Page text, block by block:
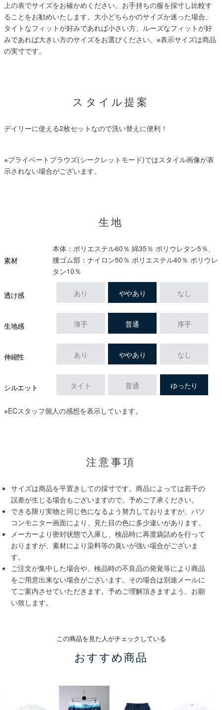
上の表でサイズをお確かめください。お手持ちの服を採寸し比較す
ることをお勧めいたします。大小どちらかのサイズか迷った場合、
タイトなフィットが好みであれば小さい方、ルーズなフィットが好
みであれば大きい方のサイズをお選びください。 ※表示サイズは商品
の実寸です。
スタイル提案
デイリーに使える2枚セットなので洗い替えに便利！
※プライベートブラウズ(シークレットモード)ではスタイル画像が表
示されない場合がございます。
生地
素材
本体：ポリエステル60％ 綿35％ ポリウレタン5％、
腰ゴム部：ナイロン50％ ポリエステル40％ ポリウレ
タン10％
透け感 あり ややあり なし
生地感 薄手 普通 厚手
伸縮性 あり ややあり なし
シルエット タイト 普通 ゆったり
※ECスタッフ個人の感想を表示しています。
注意事項
サイズは商品を平置きしての採寸です。商品によっては若干の
誤差が生じる場合もございますので、予めご了承ください。
できる限り実物と同じ色になるよう努力しておりますが、パソ
コンモニター画面により、見た目の色に多少違いがあります。
メーカーより密封状態で入庫し、検品時に再度袋詰めを行って
おりますが、素材により染料等の臭いが強い場合がございま
す。
ご注文が集中した場合や、検品時の不良品の発覚等により商品
をご用意出来ない場合がございます。その場合は別途メールに
てご案内させていただきます。予めご理解頂きますよう、お願
い致します。
この商品を見た人がチェックしている
おすすめ商品